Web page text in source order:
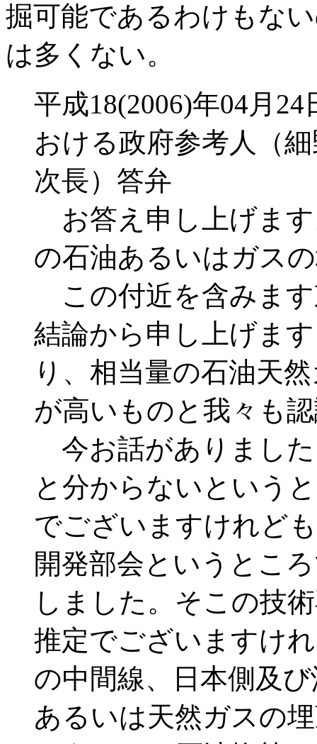
掘可能であるわけもな
は多くない。
平成18(2006)年04月
おける政府参考人（
次長）答弁
お答え申し上げま
の石油あるいはガス
この付近を含みま
結論から申し上げま
り、相当量の石油天
が高いものと我々も
今お話がありまし
と分からないという
でございますけれど
開発部会というとこ
しました。そこの技
推定でございますけ
の中間線、日本側及
あるいは天然ガスの